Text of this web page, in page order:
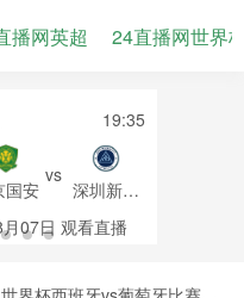
播网英超 24直播网世界
19:35
国安
vs
深圳新鹏
城
07日 观看直播